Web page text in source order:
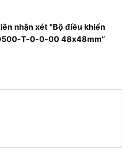
nhận xét “Bộ điều khiển
T-0-0-00 48x48mm”